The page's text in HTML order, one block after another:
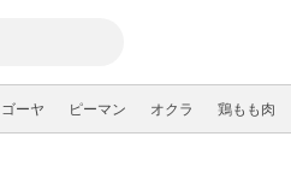
ゴーヤ ピーマン オクラ 鶏もも肉